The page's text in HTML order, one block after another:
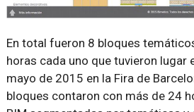
En total fueron 8 bloques
horas cada uno que tuvieron lugar
mayo de 2015 en la Fira de
bloques contaron con más de 24